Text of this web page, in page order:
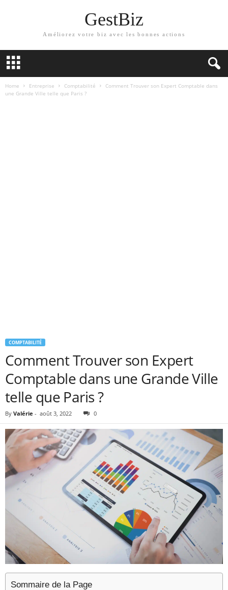
GestBiz
Améliorez votre biz avec les bonnes actions
Home Entreprise Comptabilité
Comment Trouver son Expert Comptable dans
une Grande Ville telle que Paris ?
COMPTABILITÉ
Comment Trouver son Expert
Comptable dans une Grande Ville
telle que Paris ?
By Valérie - août 3, 2022 0
Sommaire de la Page